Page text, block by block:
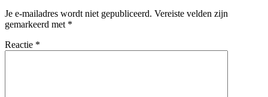
Je e-mailadres wordt niet gepubliceerd. Vereiste velden zijn
gemarkeerd met *
Reactie *